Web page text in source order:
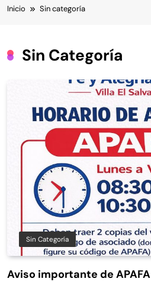
Inicio Sin categoría
Sin Categoría
Sin Categoría
Aviso importante de APAFA